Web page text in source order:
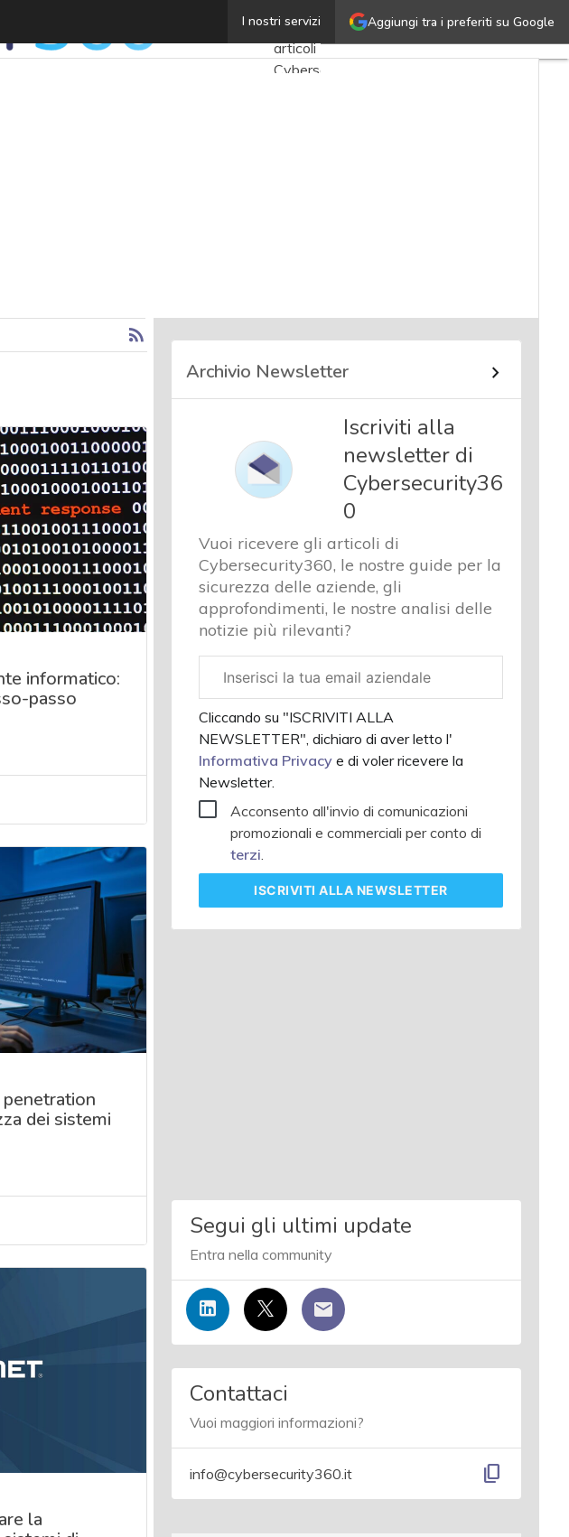
Aggiungi tra i preferiti su Google
I nostri servizi
Vincenzo DigilioUltimi
articoli
Cybersecurity
News,
attualità
Cyber
sicurezza
e privacy
Chi
siamo
informatico:
passo
dei sistemi
la
Archivio Newsletter
Iscriviti alla
newsletter di
Cybersecurity36
0
Vuoi ricevere gli articoli di
Cybersecurity360, le nostre guide per la
sicurezza delle aziende, gli
approfondimenti, le nostre analisi delle
notizie più rilevanti?
aziendale
Cliccando su "ISCRIVITI ALLA
NEWSLETTER", dichiaro di aver letto l'
Informativa Privacye di voler ricevere la
Newsletter.
Acconsento all'invio di comunicazioni
promozionali e commerciali per conto di
terzi.
ISCRIVITIALLA NEWSLETTER
Segui gli ultimi update
Entra nella community
Contattaci
Vuoi maggiori informazioni?
info@cybersecurity360.it content_copy